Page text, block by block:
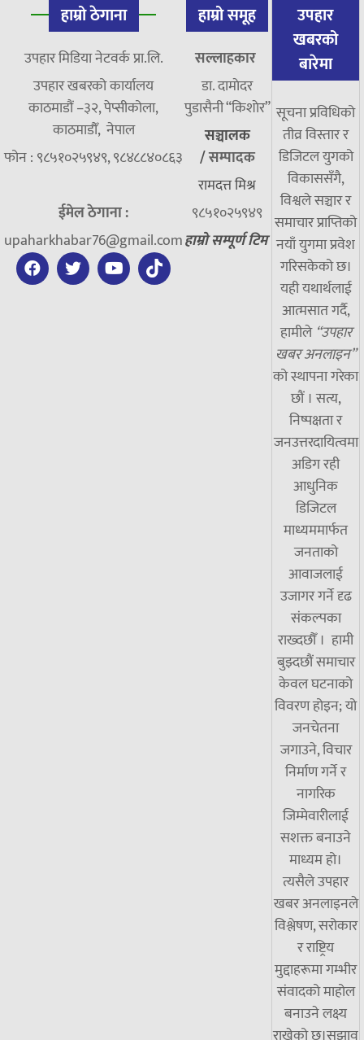
हाम्रो ठेगाना
उपहार मिडिया नेटवर्क प्रा.लि.
उपहार खबरको कार्यालय
काठमाडौं –३२, पेप्सीकोला,
काठमाडौँ, नेपाल
फोन : ९८५१०२५९४९, ९८४८८४०८६३
ईमेल ठेगाना :
upaharkhabar76@gmail.com
हाम्रो समूह
सल्लाहकार
डा. दामाेदर
पुडासैनी “किशाेर”
सञ्चालक
/सम्पादक
रामदत्त मिश्र
९८५१०२५९४९
हाम्रो सम्पूर्ण टिम
उपहार
खबरको
बारेमा
सूचना प्रविधिको
तीव्र विस्तार र
डिजिटल युगको
विकाससँगै,
विश्वले सञ्चार र
समाचार प्राप्तिको
नयाँ युगमा प्रवेश
गरिसकेको छ।
यही यथार्थलाई
आत्मसात गर्दै,
हामीले “उपहार
खबर अनलाइन”
को स्थापना गरेका
छौं । सत्य,
निष्पक्षता र
जनउत्तरदायित्वमा
अडिग रही
आधुनिक
डिजिटल
माध्यममार्फत
जनताको
आवाजलाई
उजागर गर्ने दृढ
संकल्पका
राख्दछौँ । हामी
बुझ्दछौं समाचार
केवल घटनाको
विवरण होइन; यो
जनचेतना
जगाउने, विचार
निर्माण गर्ने र
नागरिक
जिम्मेवारीलाई
सशक्त बनाउने
माध्यम हो।
त्यसैले उपहार
खबर अनलाइनले
विश्लेषण, सरोकार
र राष्ट्रिय
मुद्दाहरूमा गम्भीर
संवादको माहोल
बनाउने लक्ष्य